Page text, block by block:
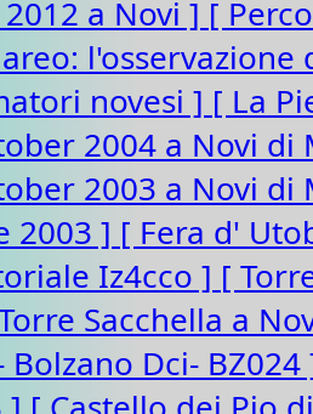
a Novi ] [
novesi ] [ La
2004 a Novi
2003 a Novi
2003 ] [ Fera d'
Iz4cco ] [
Sacchella a
Bolzano Dci-